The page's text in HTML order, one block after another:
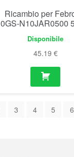
Ricambio per
0GS-N10JAR0500
Disponibile
45.19 €
3 4 5 6